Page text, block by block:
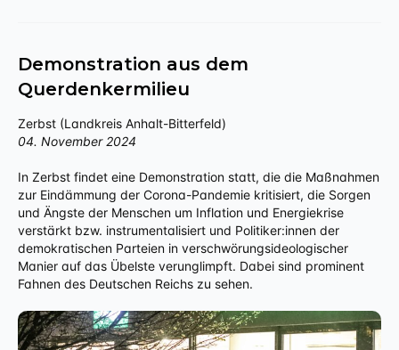
Demonstration aus dem
Querdenkermilieu
Zerbst (Landkreis Anhalt-Bitterfeld)
04. November 2024
In Zerbst findet eine Demonstration statt, die die Maßnahmen
zur Eindämmung der Corona-Pandemie kritisiert, die Sorgen
und Ängste der Menschen um Inflation und Energiekrise
verstärkt bzw. instrumentalisiert und Politiker:innen der
demokratischen Parteien in verschwörungsideologischer
Manier auf das Übelste verunglimpft. Dabei sind prominent
Fahnen des Deutschen Reichs zu sehen.